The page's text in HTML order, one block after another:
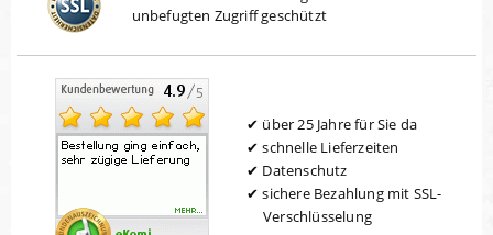
unbefugten Zugriff geschützt
über 25 Jahre für Sie da
schnelle Lieferzeiten
Datenschutz
sichere Bezahlung mit SSL-
Verschlüsselung